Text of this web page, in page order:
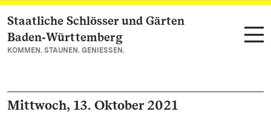
Zum Hauptinhalt springen
Staatliche Schlösser und Gärten
Baden‑Württemberg
KOMMEN. STAUNEN. GENIESSEN.
Mittwoch, 13. Oktober 2021